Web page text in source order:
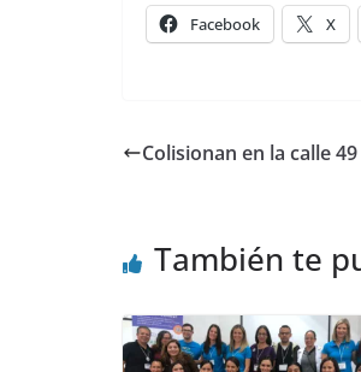
Facebook X
Colisionan en la calle
También te